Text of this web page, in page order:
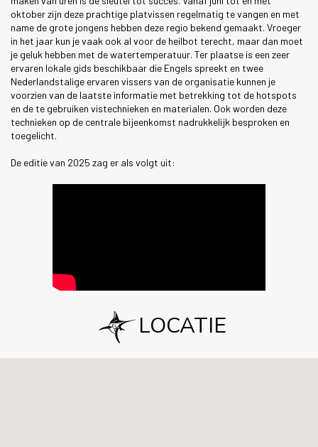
oktober zijn deze prachtige platvissen regelmatig te vangen en met
name de grote jongens hebben deze regio bekend gemaakt. Vroeger
in het jaar kun je vaak ook al voor de heilbot terecht, maar dan moet
je geluk hebben met de watertemperatuur. Ter plaatse is een zeer
ervaren lokale gids beschikbaar die Engels spreekt en twee
Nederlandstalige ervaren vissers van de organisatie kunnen je
voorzien van de laatste informatie met betrekking tot de hotspots
en de te gebruiken vistechnieken en materialen. Ook worden deze
technieken op de centrale bijeenkomst nadrukkelijk besproken en
toegelicht.
De editie van 2025 zag er als volgt uit:
LOCATIE